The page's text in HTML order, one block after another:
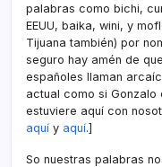
palabras como bichi,
EEUU, baika, wini, y
Tijuana también) por
seguro hay amén de
españoles llaman
actual como si
estuviere aquí­ con
aquí­ y aquí­.]
So nuestras palabras